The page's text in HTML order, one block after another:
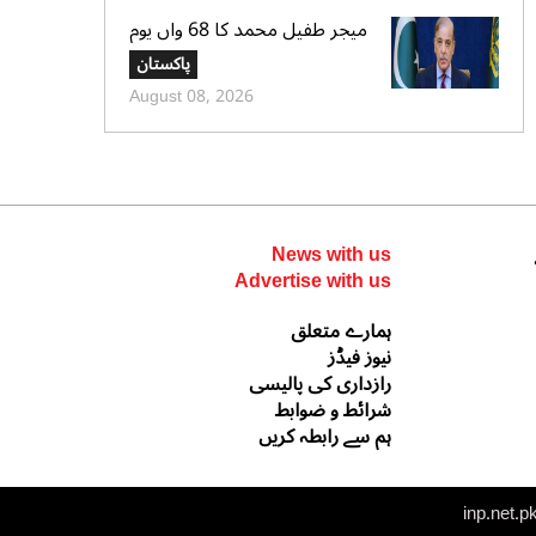
میجر طفیل محمد کا 68 واں یوم
شہادت عقیدت واحترام سے منایا
گیا، وزیراعظم و سروسز چیفس کا
خراجِ عقیدت
پاکستان
August 08, 2026
News with us
Advertise with us
ہمارے متعلق
نیوز فیڈز
رازداری کی پالیسی
شرائط و ضوابط
ہم سے رابطہ کریں